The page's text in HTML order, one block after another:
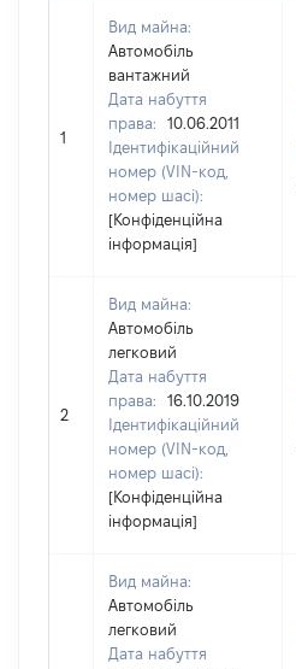
1
Вид майна:
Автомобіль
вантажний
Дата набуття
права:
10.06.2011
Ідентифікаційний
номер (VIN-код,
номер шасі):
[Конфіденційна
інформація]
2
Вид майна:
Автомобіль
легковий
Дата набуття
права:
16.10.2019
Ідентифікаційний
номер (VIN-код,
номер шасі):
[Конфіденційна
інформація]
Вид майна:
Автомобіль
легковий
Дата набуття